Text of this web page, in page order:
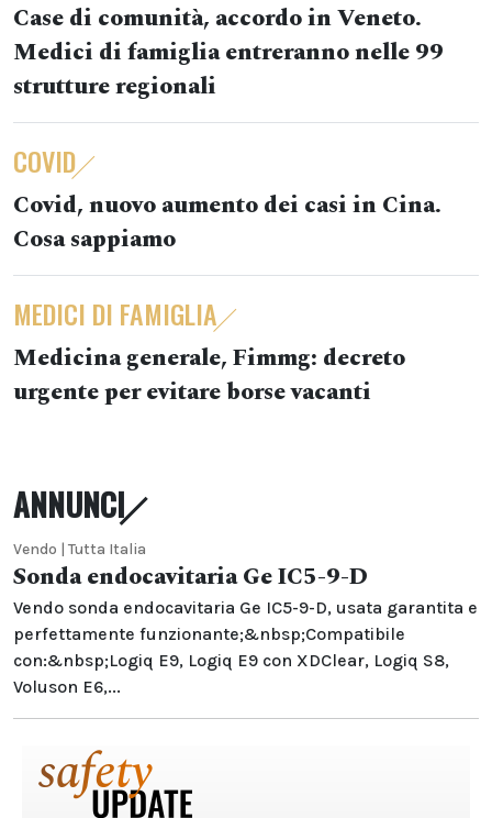
Case di comunità, accordo in Veneto.
Medici di famiglia entreranno nelle 99
strutture regionali
COVID
Covid, nuovo aumento dei casi in Cina.
Cosa sappiamo
MEDICI DI FAMIGLIA
Medicina generale, Fimmg: decreto
urgente per evitare borse vacanti
ANNUNCI
Vendo | Tutta Italia
Sonda endocavitaria Ge IC5-9-D
Vendo sonda endocavitaria Ge IC5-9-D, usata garantita e
perfettamente funzionante;&nbsp;Compatibile
con:&nbsp;Logiq E9, Logiq E9 con XDClear, Logiq S8,
Voluson E6,...